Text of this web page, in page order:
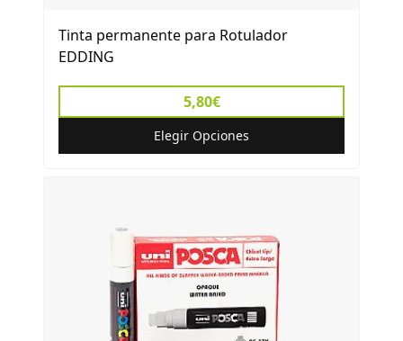
Tinta permanente para Rotulador
EDDING
5,80€
Elegir Opciones